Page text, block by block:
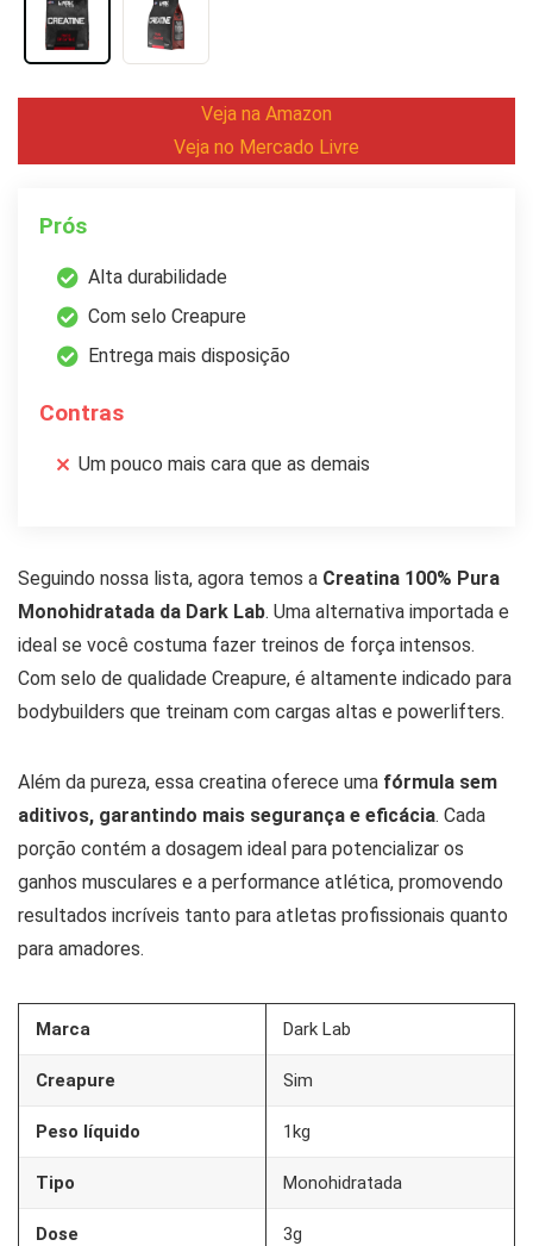
Veja na Amazon
Veja no Mercado Livre
Prós
Alta durabilidade
Com selo Creapure
Entrega mais disposição
Contras
Um pouco mais cara que as demais
Seguindo nossa lista, agora temos a Creatina 100% Pura
Monohidratada da Dark Lab. Uma alternativa importada e
ideal se você costuma fazer treinos de força intensos.
Com selo de qualidade Creapure, é altamente indicado para
bodybuilders que treinam com cargas altas e powerlifters.
Além da pureza, essa creatina oferece uma fórmula sem
aditivos, garantindo mais segurança e eficácia. Cada
porção contém a dosagem ideal para potencializar os
ganhos musculares e a performance atlética, promovendo
resultados incríveis tanto para atletas profissionais quanto
para amadores.
Marca Dark Lab
Creapure Sim
Peso líquido 1kg
Tipo Monohidratada
Dose 3g